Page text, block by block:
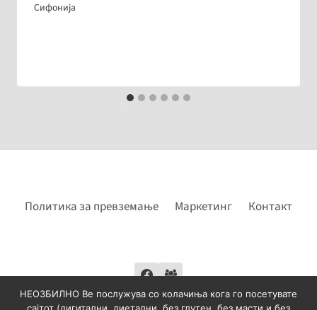
Сифонија
Политика за превземање Маркетинг Контакт
НЕОЗБИЛНО Ве послужува со колачиња кога го посетувате